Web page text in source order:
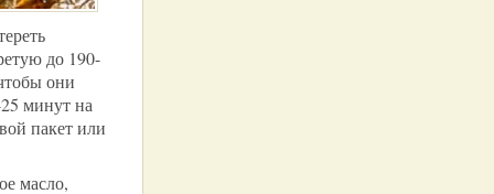
до 190-
они
минут на
пакет или
масло,